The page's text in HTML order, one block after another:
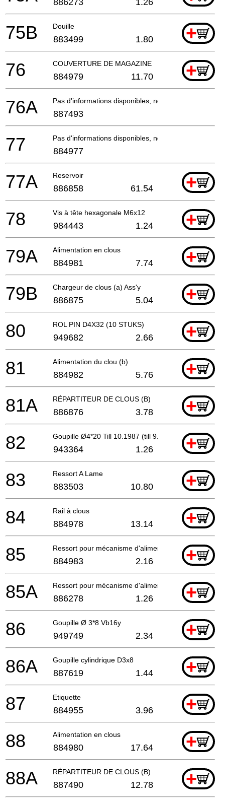
Douille +
75B 883499 1.80
COUVERTURE DE MAGAZINE +
76 884979 11.70
Pas d'informations disponibles, non commandable
76A 887493
Pas d'informations disponibles, non commandable
77 884977
Reservoir +
77A 886858 61.54
Vis à tête hexagonale M6x12 +
78 984443 1.24
Alimentation en clous +
79A 884981 7.74
Chargeur de clous (a) Ass'y +
79B 886875 5.04
ROL PIN D4X32 (10 STUKS) +
80 949682 2.66
Alimentation du clou (b) +
81 884982 5.76
RÉPARTITEUR DE CLOUS (B) +
81A 886876 3.78
Goupille Ø4*20 Till 10.1987 (till 9.1987 For Aus,
+
82 943364 1.26
Ressort A Lame +
83 883503 10.80
Rail à clous +
84 884978 13.14
Ressort pour mécanisme d'alimentation +
85 884983 2.16
Ressort pour mécanisme d'alimentation +
85A 886278 1.26
Goupille Ø 3*8 Vb16y +
86 949749 2.34
Goupille cylindrique D3x8 +
86A 887619 1.44
Etiquette +
87 884955 3.96
Alimentation en clous +
88 884980 17.64
RÉPARTITEUR DE CLOUS (B) +
88A 887490 12.78